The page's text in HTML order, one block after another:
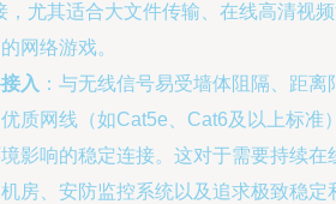
，尤其适合大文件传输、在线高清视
网络游戏。
入 ：与无线信号易受墙体阻隔、距离
质网线（如Cat5e、Cat6及以上标准
影响的稳定连接。这对于需要持续在
房、安防监控系统以及追求极致稳定